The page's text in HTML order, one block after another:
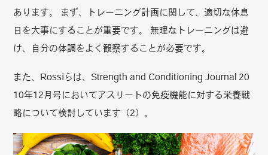
あります。 まず、トレーニング計画に関して、適切な休息
日を大事にすることが重要です。 無理なトレーニングは避
け、自分の体調をよく観察することが必要です。
また、Rossiらは、Strength and Conditioning Journal 20
10年12月号においてアスリートの免疫機能に対する栄養戦
略について検討しています（2）。